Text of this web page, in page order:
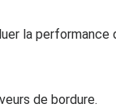
la performance
de bordure.